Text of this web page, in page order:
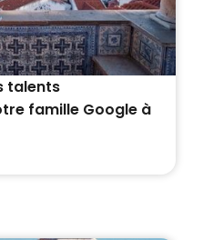
talents
famille Google à